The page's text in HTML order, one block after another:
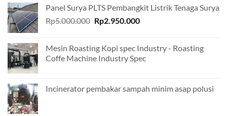
Panel Surya PLTS Pembangkit Listrik Tenaga Surya
Rp5.000.000 Original
Rp5.000.000.
Rp2.950.000Current
Rp2.950.000.
Mesin Roasting Kopi spec Industry - Roasting
Coffe Machine Industry Spec
Incinerator pembakar sampah minim asap polusi